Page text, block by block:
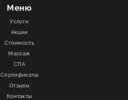
Меню
Услуги
Акции
Стоимость
Массаж
СПА
Сертификаты
Отзывы
Контакты